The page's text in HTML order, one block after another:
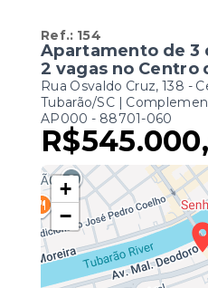
Ref.: 154
Apartamento de 3
2 vagas no Centro
Rua Osvaldo Cruz, 138 -
Tubarão/SC |
AP000 - 88701-060
+
−